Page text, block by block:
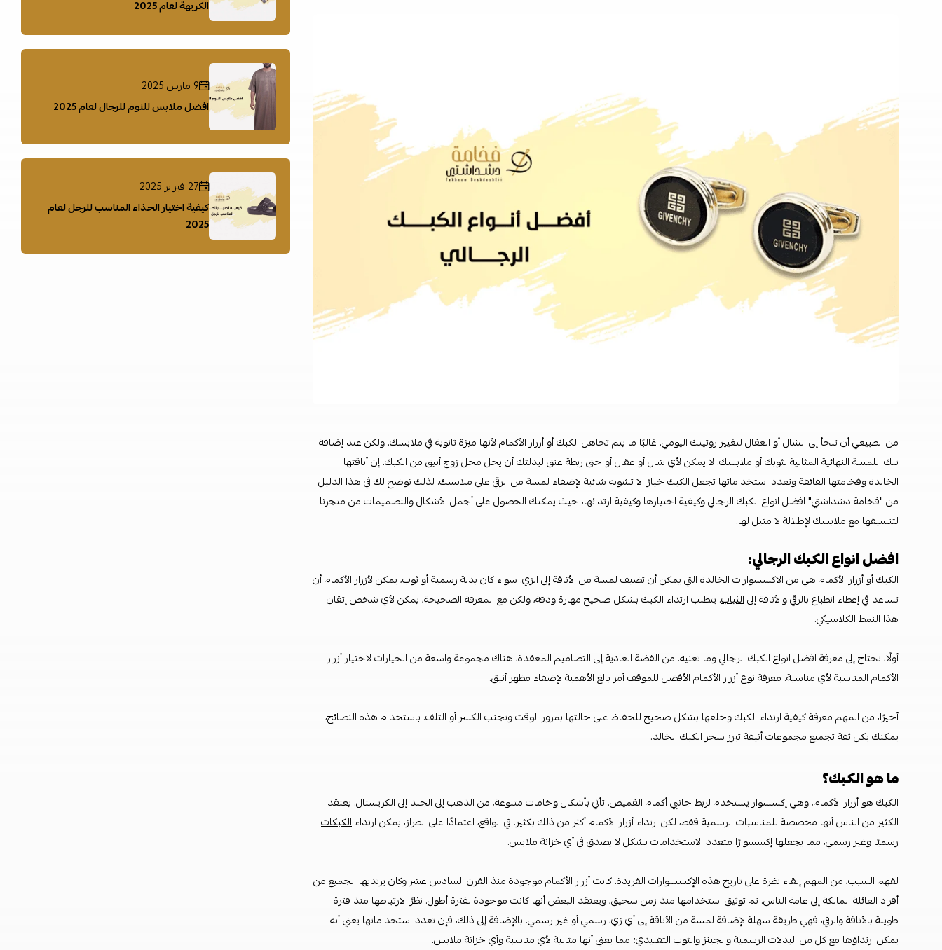
من الطبيعي أن تلجأ إلى الشال أو العقال لتغيير روتينك اليومي. غالبًا ما يتم تجاهل الكبك أو أزرار الأكمام لأنها ميزة ثانوية في ملابسك. ولكن عند إضافة
تلك اللمسة النهائية المثالية لثوبك أو ملابسك. لا يمكن لأي شال أو عقال أو حتى ربطة عنق لبدلتك أن يحل محل زوج أنيق من الكبك. إن أناقتها
الخالدة وفخامتها الفائقة وتعدد استخداماتها تجعل الكبك خيارًا لا تشوبه شائبة لإضفاء لمسة من الرقي على ملابسك. لذلك نوضح لك في هذا الدليل
من "فخامة دشداشتي" افضل انواع الكبك الرجالي وكيفية اختيارها وكيفية ارتدائها، حيث يمكنك الحصول على أجمل الأشكال والتصميمات من متجرنا
لتنسيقها مع ملابسك لإطلالة لا مثيل لها.
افضل انواع الكبك الرجالي:
الكبك أو أزرار الأكمام هي منالاكسسواراتالخالدة التي يمكن أن تضيف لمسة من الأناقة إلى الزي. سواء كان بدلة رسمية أو ثوب، يمكن لأزرار الأكمام أن
تساعد في إعطاء انطباع بالرقي والأناقة إلىالثياب. يتطلب ارتداء الكبك بشكل صحيح مهارة ودقة، ولكن مع المعرفة الصحيحة، يمكن لأي شخص إتقان
هذا النمط الكلاسيكي.
أولًا، نحتاج إلى معرفة افضل انواع الكبك الرجالي وما تعنيه. من الفضة العادية إلى التصاميم المعقدة، هناك مجموعة واسعة من الخيارات لاختيار أزرار
الأكمام المناسبة لأي مناسبة. معرفة نوع أزرار الأكمام الأفضل للموقف أمر بالغ الأهمية لإضفاء مظهر أنيق.
أخيرًا، من المهم معرفة كيفية ارتداء الكبك وخلعها بشكل صحيح للحفاظ على حالتها بمرور الوقت وتجنب الكسر أو التلف. باستخدام هذه النصائح،
يمكنك بكل ثقة تجميع مجموعات أنيقة تبرز سحر الكبك الخالد.
ما هو الكبك؟
الكبك هو أزرار الأكمام، وهي إكسسوار يستخدم لربط جانبي أكمام القميص. تأتي بأشكال وخامات متنوعة، من الذهب إلى الجلد إلى الكريستال. يعتقد
الكثير من الناس أنها مخصصة للمناسبات الرسمية فقط، لكن ارتداء أزرار الأكمام أكثر من ذلك بكثير. في الواقع، اعتمادًا على الطراز، يمكن ارتداءالكبكات
رسميًا وغير رسمي، مما يجعلها إكسسوارًا متعدد الاستخدامات بشكل لا يصدق في أي خزانة ملابس.
لفهم السبب، من المهم إلقاء نظرة على تاريخ هذه الإكسسوارات الفريدة. كانت أزرار الأكمام موجودة منذ القرن السادس عشر وكان يرتديها الجميع من
أفراد العائلة المالكة إلى عامة الناس. تم توثيق استخدامها منذ زمن سحيق، ويعتقد البعض أنها كانت موجودة لفترة أطول. نظرًا لارتباطها منذ فترة
طويلة بالأناقة والرقي، فهي طريقة سهلة لإضافة لمسة من الأناقة إلى أي زي، رسمي أو غير رسمي. بالإضافة إلى ذلك، فإن تعدد استخداماتها يعني أنه
يمكن ارتداؤها مع كل من البدلات الرسمية والجينز والثوب التقليدي؛ مما يعني أنها مثالية لأي مناسبة وأي خزانة ملابس.
الكريهة لعام 2025
9 مارس 2025
افضل ملابس للنوم للرجال لعام 2025
27 فبراير 2025
كيفية اختيار الحذاء المناسب للرجل لعام
2025